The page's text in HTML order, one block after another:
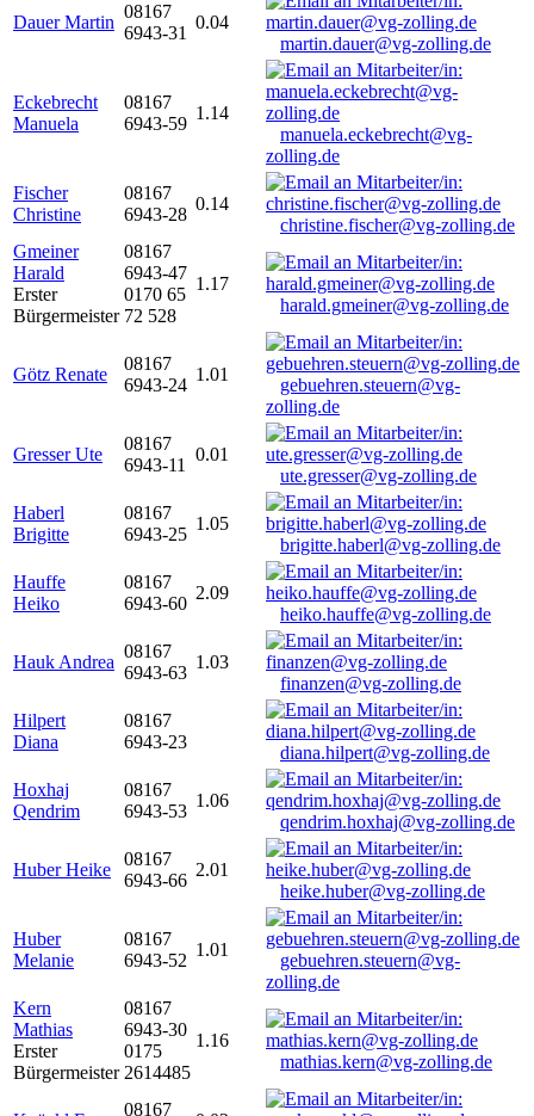
Dauer Martin
08167
6943-31
0.04
martin.dauer@vg-zolling.de
Eckebrecht
Manuela
08167
6943-59
1.14
manuela.eckebrecht@vg-
zolling.de
Fischer
Christine
08167
6943-28
0.14
christine.fischer@vg-zolling.de
Gmeiner
Harald
Erster
Bürgermeister
08167
6943-47
0170 65
72 528
1.17
harald.gmeiner@vg-zolling.de
Götz Renate
08167
6943-24
1.01
gebuehren.steuern@vg-
zolling.de
Gresser Ute
08167
6943-11
0.01
ute.gresser@vg-zolling.de
Haberl
Brigitte
08167
6943-25
1.05
brigitte.haberl@vg-zolling.de
Hauffe
Heiko
08167
6943-60
2.09
heiko.hauffe@vg-zolling.de
Hauk Andrea
08167
6943-63
1.03
finanzen@vg-zolling.de
Hilpert
Diana
08167
6943-23
diana.hilpert@vg-zolling.de
Hoxhaj
Qendrim
08167
6943-53
1.06
qendrim.hoxhaj@vg-zolling.de
Huber Heike
08167
6943-66
2.01
heike.huber@vg-zolling.de
Huber
Melanie
08167
6943-52
1.01
gebuehren.steuern@vg-
zolling.de
Kern
Mathias
Erster
Bürgermeister
08167
6943-30
0175
2614485
1.16
mathias.kern@vg-zolling.de
08167